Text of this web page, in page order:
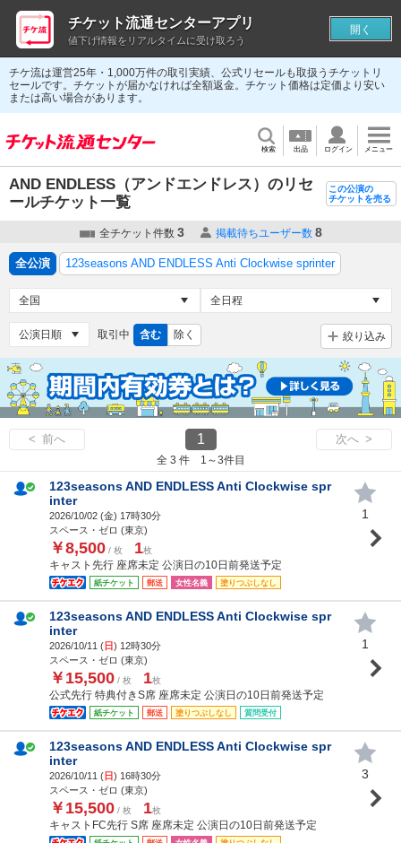
チケ流は運営25年・1,000万件の取引実績、公式リセールも取扱うチケットリ
セールです。チケットが届かなければ全額返金。チケット価格は定価より安い
または高い場合があります。
検索 出品 ログイン メニュー
AND ENDLESS（アンドエンドレス）のリセ
ールチケット一覧
この公演の
チケットを売る
全チケット件数 3 掲載待ちユーザー数 8
全公演 123seasons AND ENDLESS Anti Clockwise sprinter
取引中 含む 除く 絞り込み
< 前へ 1 次へ >
全 3 件 1～3件目
123seasons AND ENDLESS Anti Clockwise spr
inter
2026/10/02 (金) 17時30分
スペース・ゼロ (東京)
￥8,500 / 枚 1枚
キャスト先行 座席未定 公演日の10日前発送予定
紙チケット 郵送 女性名義 塗りつぶしなし
1
123seasons AND ENDLESS Anti Clockwise spr
inter
2026/10/11 (日) 12時30分
スペース・ゼロ (東京)
￥15,500 / 枚 1枚
公式先行 特典付きS席 座席未定 公演日の10日前発送予定
紙チケット 郵送 塗りつぶしなし 質問受付
1
123seasons AND ENDLESS Anti Clockwise spr
inter
2026/10/11 (日) 16時30分
スペース・ゼロ (東京)
￥15,500 / 枚 1枚
キャストFC先行 S席 座席未定 公演日の10日前発送予定
3
チケット流通センターアプリ
値下げ情報をリアルタイムに受け取ろう
開く